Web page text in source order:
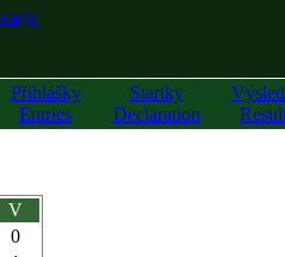
Přihlášky
Entries
Startky
Declaration
V
0